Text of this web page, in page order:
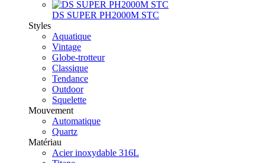
DS SUPER PH2000M STC
Styles
Aquatique
Vintage
Globe-trotteur
Classique
Tendance
Outdoor
Squelette
Mouvement
Automatique
Quartz
Matériau
Acier inoxydable 316L